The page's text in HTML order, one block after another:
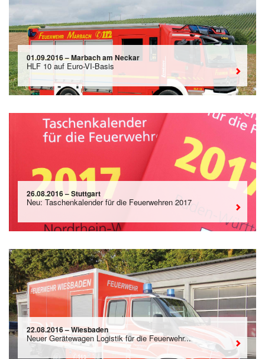
01.09.2016 – Marbach am Neckar
HLF 10 auf Euro-VI-Basis
26.08.2016 – Stuttgart
Neu: Taschenkalender für die Feuerwehren 2017
22.08.2016 – Wiesbaden
Neuer Gerätewagen Logistik für die Feuerwehr...